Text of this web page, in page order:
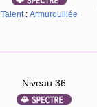
Talent : Armurouillée
Niveau 36